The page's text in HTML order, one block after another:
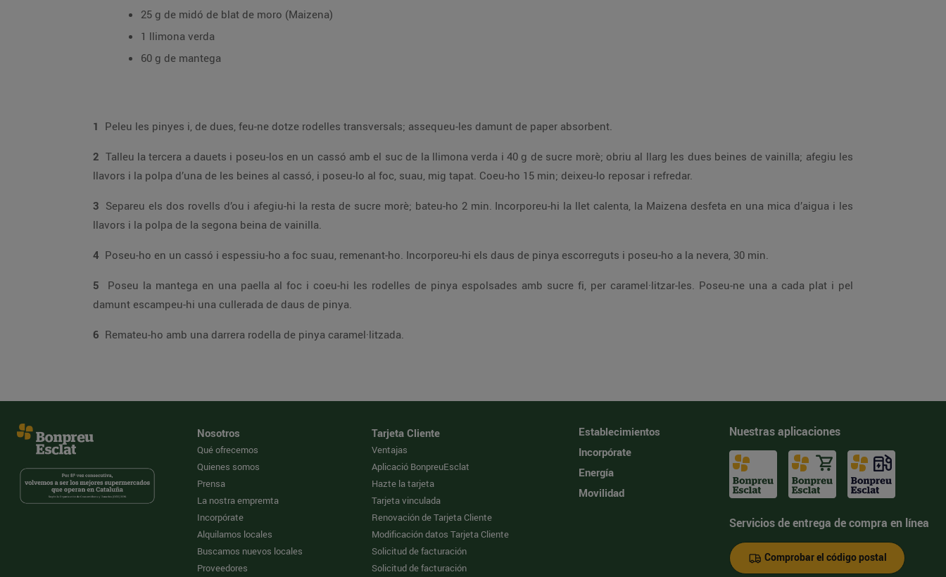
25 g de midó de blat de moro (Maizena)
1 llimona verda
60 g de mantega
1 Peleu les pinyes i, de dues, feu-ne dotze rodelles transversals; assequeu-les damunt de paper absorbent.
2 Talleu la tercera a dauets i poseu-los en un cassó amb el suc de la llimona verda i 40 g de sucre morè; obriu al llarg les dues beines de vainilla; afegiu les
llavors i la polpa d’una de les beines al cassó, i poseu-lo al foc, suau, mig tapat. Coeu-ho 15 min; deixeu-lo reposar i refredar.
3 Separeu els dos rovells d’ou i afegiu-hi la resta de sucre morè; bateu-ho 2 min. Incorporeu-hi la llet calenta, la Maizena desfeta en una mica d’aigua i les
llavors i la polpa de la segona beina de vainilla.
4 Poseu-ho en un cassó i espessiu-ho a foc suau, remenant-ho. Incorporeu-hi els daus de pinya escorreguts i poseu-ho a la nevera, 30 min.
5
Poseu la mantega en una paella al foc i coeu-hi les rodelles de pinya espolsades amb sucre fi, per caramel·litzar-les. Poseu-ne una a cada plat i pel
damunt escampeu-hi una cullerada de daus de pinya.
6 Remateu-ho amb una darrera rodella de pinya caramel·litzada.
Nosotros
Qué ofrecemos
Quienes somos
Prensa
La nostra empremta
Incorpórate
Alquilamos locales
Buscamos nuevos locales
Proveedores
Tarjeta Cliente
Ventajas
Aplicació BonpreuEsclat
Hazte la tarjeta
Tarjeta vinculada
Renovación de Tarjeta Cliente
Modificación datos Tarjeta Cliente
Solicitud de facturación
Solicitud de facturación
Establecimientos
Incorpórate
Energía
Movilidad
Nuestras aplicaciones
Servicios de entrega de compra en línea
Comprobar el código postal